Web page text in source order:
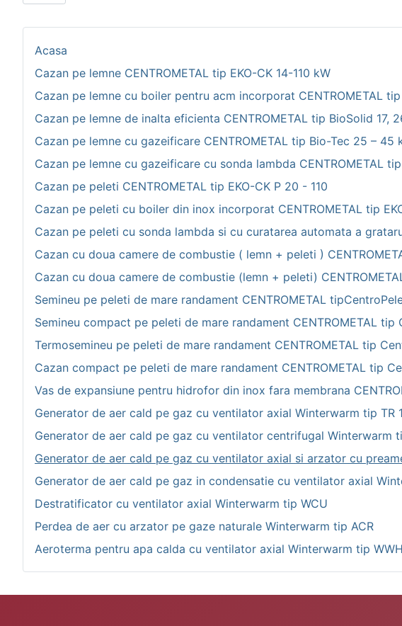
Acasa
Cazan pe lemne CENTROMETAL tip EKO-CK 14-110 kW
Cazan pe lemne cu boiler pentru acm incorporat CENTROMETAL
Cazan pe lemne de inalta eficienta CENTROMETAL tip BioSolid 17,
Cazan pe lemne cu gazeificare CENTROMETAL tip Bio-Tec 25 – 45
Cazan pe lemne cu gazeificare cu sonda lambda CENTROMETAL
Cazan pe peleti CENTROMETAL tip EKO-CK P 20 - 110
Cazan pe peleti cu boiler din inox incorporat CENTROMETAL tip
Cazan pe peleti cu sonda lambda si cu curatarea automata a
Cazan cu doua camere de combustie ( lemn + peleti )
Cazan cu doua camere de combustie (lemn + peleti)
Semineu pe peleti de mare randament CENTROMETAL
Semineu compact pe peleti de mare randament CENTROMETAL tip
Termosemineu pe peleti de mare randament CENTROMETAL tip
Cazan compact pe peleti de mare randament CENTROMETAL tip
Vas de expansiune pentru hidrofor din inox fara membrana
Generator de aer cald pe gaz cu ventilator axial Winterwarm tip TR
Generator de aer cald pe gaz cu ventilator centrifugal Winterwarm
Generator de aer cald pe gaz cu ventilator axial si arzator cu
Generator de aer cald pe gaz in condensatie cu ventilator axial
Destratificator cu ventilator axial Winterwarm tip WCU
Perdea de aer cu arzator pe gaze naturale Winterwarm tip ACR
Aeroterma pentru apa calda cu ventilator axial Winterwarm tip WWH